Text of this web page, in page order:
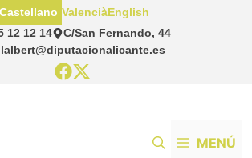
12 12 14
C/San Fernando, 44
Castellano ValenciàEnglish
MENÚ